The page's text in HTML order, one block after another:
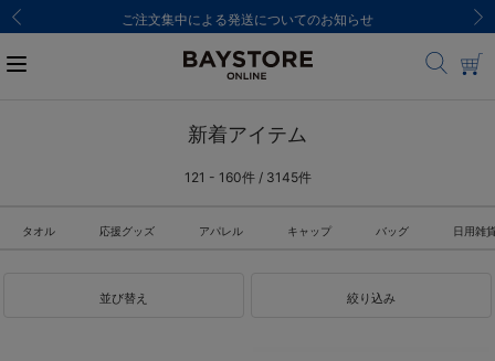
ご注文集中による発送についてのお知らせ
新着アイテム
121 - 160件 / 3145件
タオル 応援グッズ アパレル キャップ バッグ 日用雑
並び替え 絞り込み